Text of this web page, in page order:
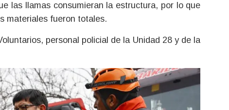
las llamas consumieran la estructura, por lo que
materiales fueron totales.
personal policial de la Unidad 28 y de la